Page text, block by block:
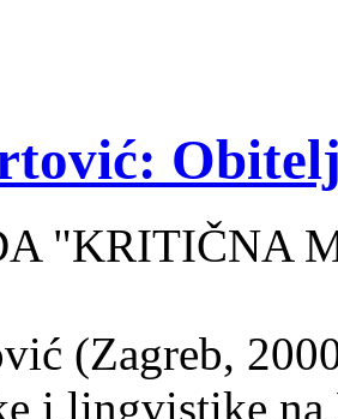
"KRITIČNA
(Zagreb,
i lingvistike